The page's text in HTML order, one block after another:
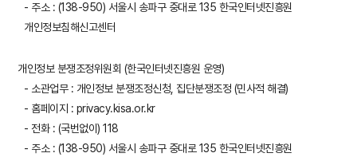
- 주소 : (138-950) 서울시 송파구 중대로 135 한국인터넷진흥원
개인정보침해신고센터
개인정보 분쟁조정위원회 (한국인터넷진흥원 운영)
- 소관업무 : 개인정보 분쟁조정신청, 집단분쟁조정 (민사적 해결)
- 홈페이지 : privacy.kisa.or.kr
- 전화 : (국번없이) 118
- 주소 : (138-950) 서울시 송파구 중대로 135 한국인터넷진흥원